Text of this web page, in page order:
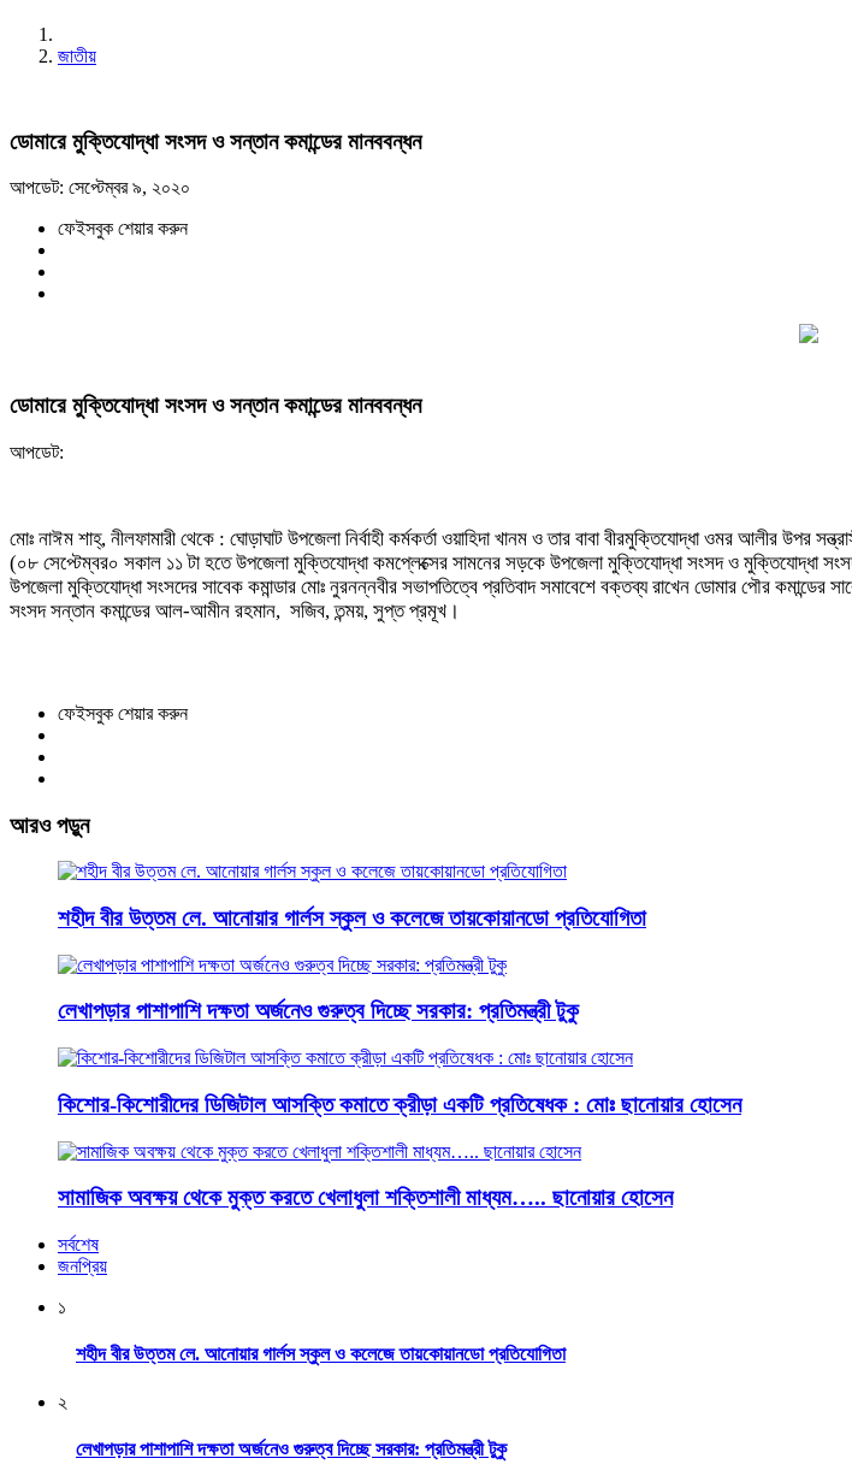
জাতীয়
ডোমারে মুক্তিযোদ্ধা সংসদ ও সন্তান কমান্ডের মানববন্ধন
আপডেট: সেপ্টেম্বর ৯, ২০২০
ফেইসবুক শেয়ার করুন
ডোমারে মুক্তিযোদ্ধা সংসদ ও সন্তান কমান্ডের মানববন্ধন
আপডেট:
মোঃ নাঈম শাহ্, নীলফামারী থেকে : ঘোড়াঘাট উপজেলা নির্বাহী কর্মকর্তা ওয়াহিদা খানম ও তার বাবা বীরমুক্তিযোদ্ধা ওমর আলীর উপর
(০৮ সেপ্টেম্বর০ সকাল ১১ টা হতে উপজেলা মুক্তিযোদ্ধা কমপ্লেক্সের সামনের সড়কে উপজেলা মুক্তিযোদ্ধা সংসদ ও মুক্তিযোদ্ধা
উপজেলা মুক্তিযোদ্ধা সংসদের সাবেক কমান্ডার মোঃ নুরনন্নবীর সভাপতিত্বে প্রতিবাদ সমাবেশে বক্তব্য রাখেন ডোমার পৌর কমান্ডের
সংসদ সন্তান কমান্ডের আল-আমীন রহমান, সজিব, তন্ময়, সুপ্ত প্রমূখ।
ফেইসবুক শেয়ার করুন
আরও পড়ুন
শহীদ বীর উত্তম লে. আনোয়ার গার্লস স্কুল ও কলেজে তায়কোয়ানডো প্রতিযোগিতা
লেখাপড়ার পাশাপাশি দক্ষতা অর্জনেও গুরুত্ব দিচ্ছে সরকার: প্রতিমন্ত্রী টুকু
কিশোর-কিশোরীদের ডিজিটাল আসক্তি কমাতে ক্রীড়া একটি প্রতিষেধক : মোঃ ছানোয়ার হোসেন
সামাজিক অবক্ষয় থেকে মুক্ত করতে খেলাধুলা শক্তিশালী মাধ্যম….. ছানোয়ার হোসেন
সর্বশেষ
জনপ্রিয়
১
শহীদ বীর উত্তম লে. আনোয়ার গার্লস স্কুল ও কলেজে তায়কোয়ানডো প্রতিযোগিতা
২
লেখাপড়ার পাশাপাশি দক্ষতা অর্জনেও গুরুত্ব দিচ্ছে সরকার: প্রতিমন্ত্রী টুকু